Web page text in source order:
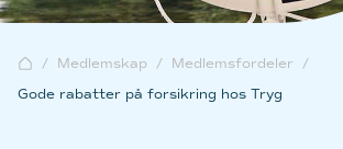
Medlemskap
Medlemsfordeler
Gode rabatter på forsikring hos Tryg